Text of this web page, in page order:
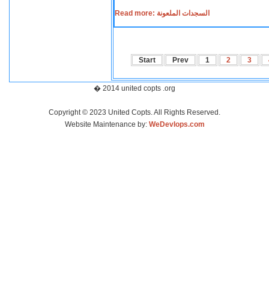
Read more: السجدات الملعونة
Start Prev 1 2 3
� 2014 united copts .org
Copyright © 2023 United Copts. All Rights Reserved.
Website Maintenance by: WeDevlops.com